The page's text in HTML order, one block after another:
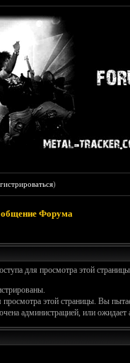
)
Форума
для просмотра этой
просмотра этой страницы. Вы
администрацией, или ожидает